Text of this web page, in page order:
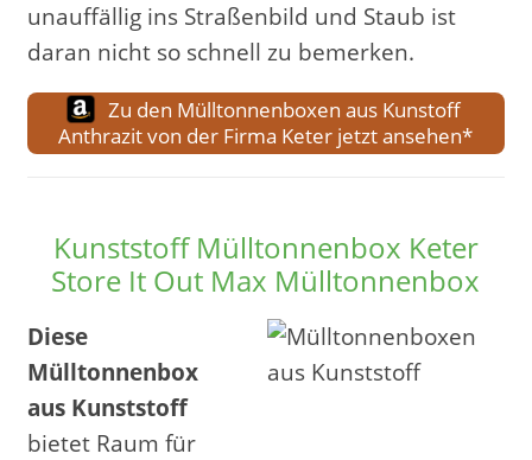
unauffällig ins Straßenbild und Staub ist
daran nicht so schnell zu bemerken.
Zu den Mülltonnenboxen aus Kunstoff
Anthrazit von der Firma Keter jetzt ansehen*
Kunststoff Mülltonnenbox Keter
Store It Out Max Mülltonnenbox
Diese
Mülltonnenbox
aus Kunststoff
bietet Raum für